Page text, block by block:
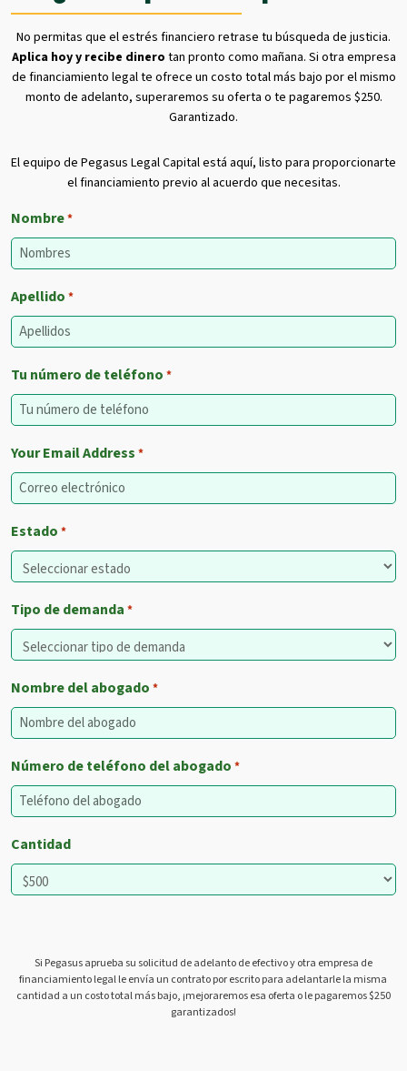
No permitas que el estrés financiero retrase tu búsqueda de justicia.
Aplica hoy y recibe dinero tan pronto como mañana. Si otra empresa
de financiamiento legal te ofrece un costo total más bajo por el mismo
monto de adelanto, superaremos su oferta o te pagaremos $250.
Garantizado.
El equipo de Pegasus Legal Capital está aquí, listo para proporcionarte
el financiamiento previo al acuerdo que necesitas.
Nombre*
Apellido *
Tu número de teléfono *
Your Email Address *
Estado *
Tipo de demanda *
Nombre del abogado *
Número de teléfono del abogado *
Cantidad
Si Pegasus aprueba su solicitud de adelanto de efectivo y otra empresa de
financiamiento legal le envía un contrato por escrito para adelantarle la misma
cantidad a un costo total más bajo, ¡mejoraremos esa oferta o le pagaremos $250
garantizados!